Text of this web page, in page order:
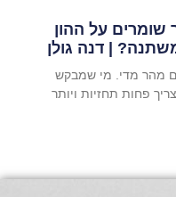
שומרים על ההון
| דנה גולן
מהר מדי. מי שמבקש
פחות תחזיות ויותר